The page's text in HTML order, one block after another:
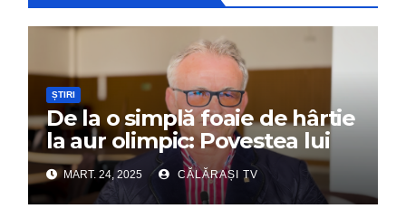
ȘTIRI
De la o simplă foaie de hârtie
la aur olimpic: Povestea lui
Dumitru Chirilă
MART. 24, 2025 CĂLĂRAȘI TV